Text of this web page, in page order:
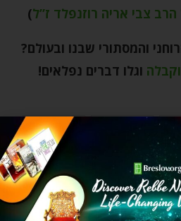
צבי אריה רוזנפלד ז”ל)
והמסתורי שבנו ובעולם?
וגלו דברים נפלאים!
ליקוטי מוהר"ן
פרנסה רבי נחמן מברסלב
שכל עליון שמחה תרדמה רוחנית